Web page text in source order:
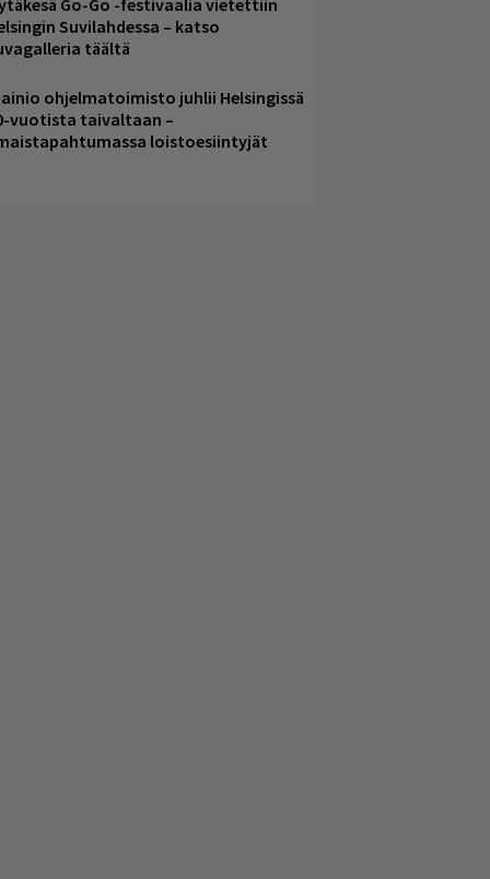
Go-Go -festivaalia vietettiin
Suvilahdessa – katso
täältä
ohjelmatoimisto juhlii Helsingissä
vuotista taivaltaan –
loistoesiintyjät